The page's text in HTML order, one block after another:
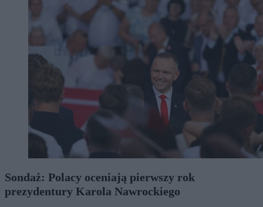
Sondaż: Polacy oceniają pierwszy rok
prezydentury Karola Nawrockiego